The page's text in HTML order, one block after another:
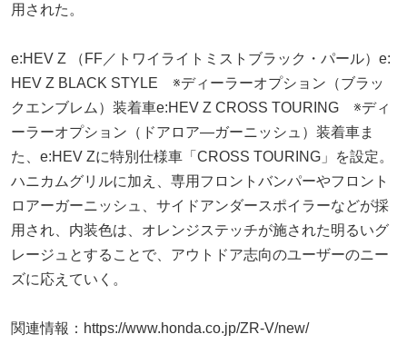
用された。
e:HEV Z （FF／トワイライトミストブラック・パール）e:
HEV Z BLACK STYLE ※ディーラーオプション（ブラッ
クエンブレム）装着車e:HEV Z CROSS TOURING ※ディ
ーラーオプション（ドアロア―ガーニッシュ）装着車ま
た、e:HEV Zに特別仕様車「CROSS TOURING」を設定。
ハニカムグリルに加え、専用フロントバンパーやフロント
ロアーガーニッシュ、サイドアンダースポイラーなどが採
用され、内装色は、オレンジステッチが施された明るいグ
レージュとすることで、アウトドア志向のユーザーのニー
ズに応えていく。
関連情報：https://www.honda.co.jp/ZR-V/new/